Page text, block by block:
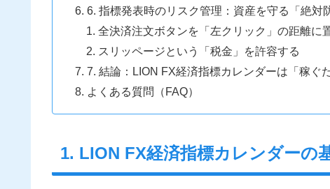
6. 指標発表時のリスク管理：資産を守る「絶対
全決済注文ボタンを「左クリック」の距離に
スリッページという「税金」を許容する
7. 結論：LION FX経済指標カレンダーは「稼ぐ
よくある質問（FAQ）
1. LION FX経済指標カレンダーの